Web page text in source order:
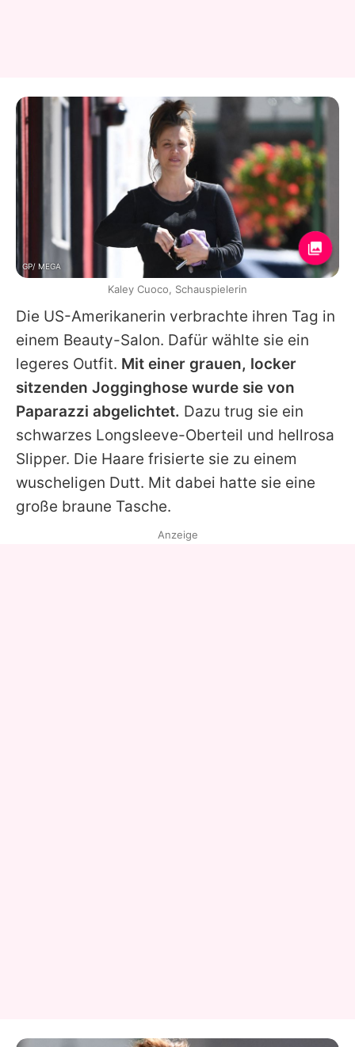
Die US-Amerikanerin verbrachte ihren Tag in
einem Beauty-Salon. Dafür wählte sie ein
legeres Outfit. Mit einer grauen, locker
sitzenden Jogginghose wurde sie von
Paparazzi abgelichtet. Dazu trug sie ein
schwarzes Longsleeve-Oberteil und hellrosa
Slipper. Die Haare frisierte sie zu einem
wuscheligen Dutt. Mit dabei hatte sie eine
große braune Tasche.
GP/ MEGA
Kaley Cuoco, Schauspielerin
Anzeige